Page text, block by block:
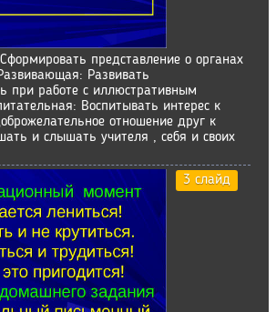
представление о органах
Развивать
при работе с иллюстративным
Воспитывать интерес к
отношение друг к
и слышать учителя , себя и своих
3 слайд